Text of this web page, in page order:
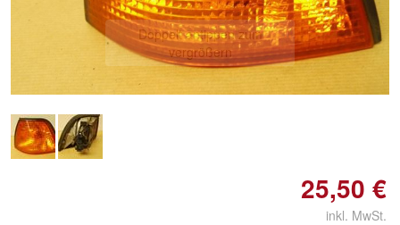
Doppelt antippen zum
vergrößern
25,50 €
inkl. MwSt.